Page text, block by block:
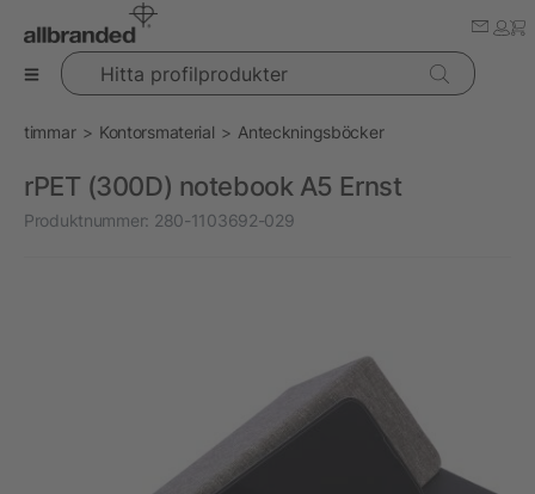
Hitta profilprodukter
timmar Kontorsmaterial Anteckningsböcker
rPET (300D) notebook A5 Ernst
Produktnummer: 280-1103692-029